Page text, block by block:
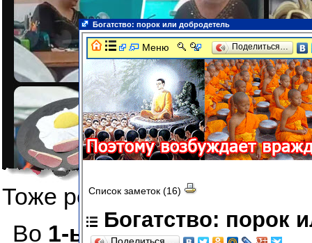
Богатство: порок или добродетель
Тоже религиозный символ,
Во 1-ыхэто тоже